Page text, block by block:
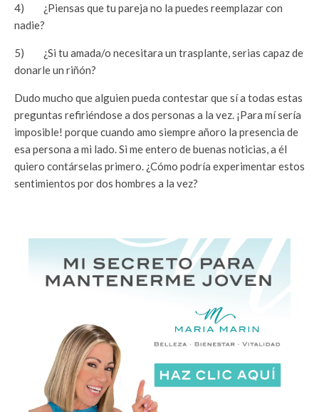
4) ¿Piensas que tu pareja no la puedes reemplazar con
nadie?
5) ¿Si tu amada/o necesitara un trasplante, serias capaz de
donarle un riñón?
Dudo mucho que alguien pueda contestar que sí a todas estas
preguntas refiriéndose a dos personas a la vez. ¡Para mí sería
imposible! porque cuando amo siempre añoro la presencia de
esa persona a mi lado. Si me entero de buenas noticias, a él
quiero contárselas primero. ¿Cómo podría experimentar estos
sentimientos por dos hombres a la vez?